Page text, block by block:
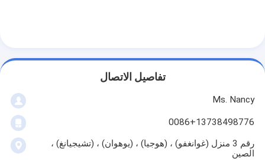
عمود الحدبات محركتفاصيل الاتصال
Ms. Nancy
0086+13738498776
رقم 3 منزل (غوانغفو) ، (هوجيا) ، (يوهوان) ، (تشيجيانغ) ،
الصين